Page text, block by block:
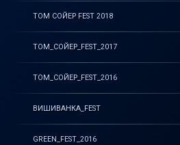
ТОМ СОЙЕР FEST 2018
ТОМ_СОЙЕР_FEST_2017
ТОМ_СОЙЕР_FEST_2016
ВИШИВАНКА_FEST
GREEN_FEST_2016